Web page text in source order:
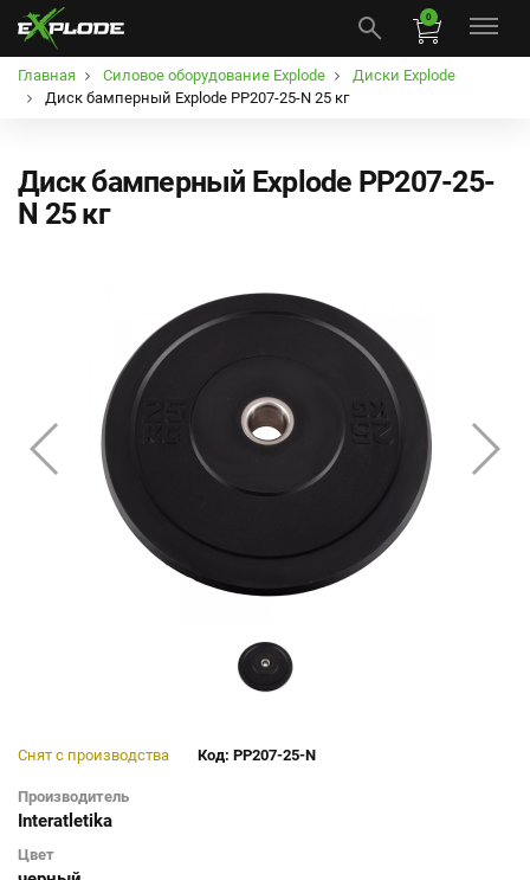
0
Главная Силовое оборудование Explode
Диски Explode
Диск бамперный Explode PP207-25-N 25 кг
Диск бамперный Explode PP207-25-
N 25 кг
Снят с производства Код: PP207-25-N
Производитель
Interatletika
Цвет